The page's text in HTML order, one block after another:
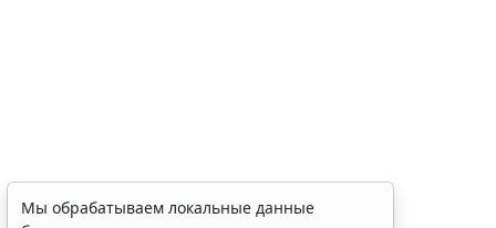
Мы обрабатываем локальные данные